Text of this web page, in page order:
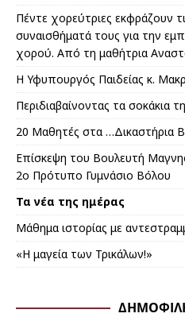
Πέντε χορεύτριες εκφράζουν
συναισθήματά τους για την
χορού. Από τη μαθήτρια
Η Υφυπουργός Παιδείας κ.
Περιδιαβαίνοντας τα σοκάκια
20 Μαθητές στα …Δικαστήρια
Επίσκεψη του Βουλευτή
2ο Πρότυπο Γυμνάσιο Βόλου
Τα νέα της ημέρας
Μάθημα ιστορίας με
«Η μαγεία των Τρικάλων!»